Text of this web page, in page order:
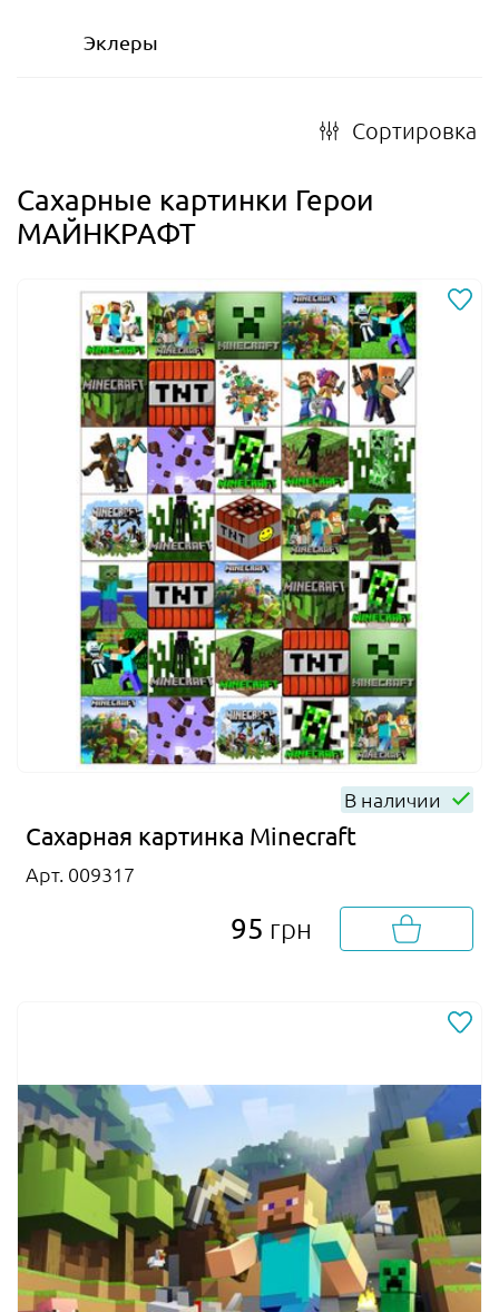
Эклеры
Сортировка
Сахарные картинки Герои
МАЙНКРАФТ
В наличии
Сахарная картинка Minecraft
Арт. 009317
95 грн